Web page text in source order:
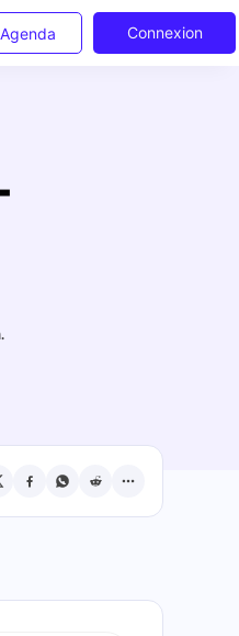
Agenda Connexion